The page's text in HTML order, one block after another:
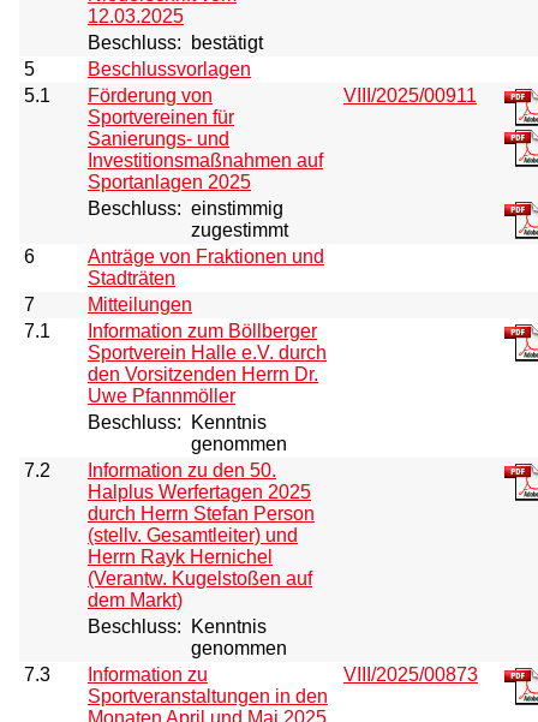
12.03.2025
Beschluss:
bestätigt
5
Beschlussvorlagen
5.1
Förderung von
Sportvereinen für
Sanierungs- und
Investitionsmaßnahmen auf
Sportanlagen 2025
VIII/2025/00911
Beschluss: einstimmig
zugestimmt
6
Anträge von Fraktionen und
Stadträten
7
Mitteilungen
7.1
Information zum Böllberger
Sportverein Halle e.V. durch
den Vorsitzenden Herrn Dr.
Uwe Pfannmöller
Beschluss:
Kenntnis
genommen
7.2
Information zu den 50.
Halplus Werfertagen 2025
durch Herrn Stefan Person
(stellv. Gesamtleiter) und
Herrn Rayk Hernichel
(Verantw. Kugelstoßen auf
dem Markt)
Beschluss:
Kenntnis
genommen
7.3
Information zu
Sportveranstaltungen in den
Monaten April und Mai 2025
VIII/2025/00873